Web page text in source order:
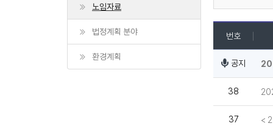
노임자료
법정계획 분야
환경계획
번호
공지
38
37 <